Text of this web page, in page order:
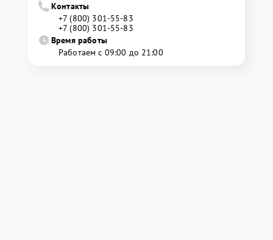
Контакты
+7 (800) 301-55-83
+7 (800) 301-55-83
Время работы
Работаем с 09:00 до 21:00